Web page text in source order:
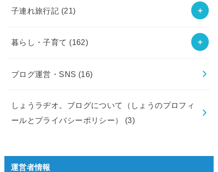
子連れ旅行記 (21)
暮らし・子育て (162)
ブログ運営・SNS (16)
しょうラヂオ。ブログについて（しょうのプロフィ
ールとプライバシーポリシー） (3)
運営者情報